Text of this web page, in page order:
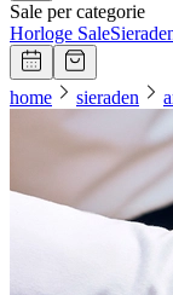
Sale per categorie
Horloge Sale
home sieraden